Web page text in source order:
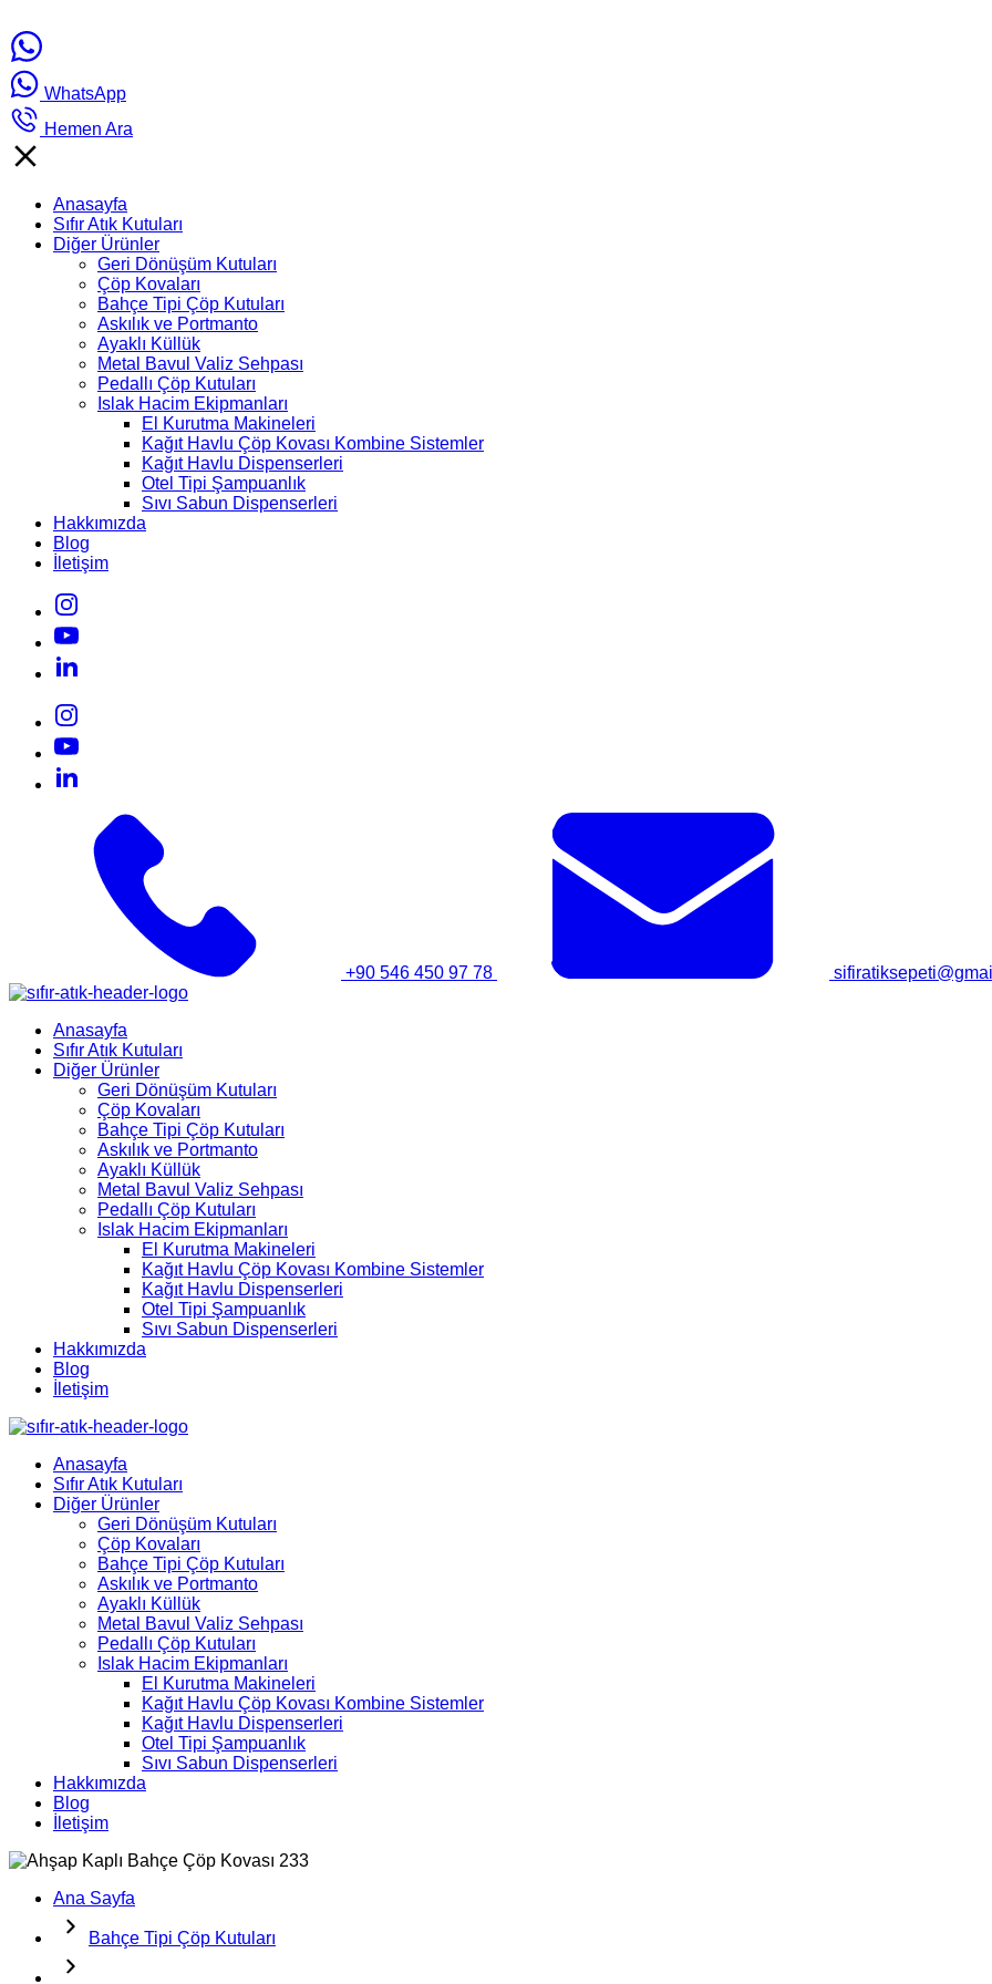
WhatsApp
Hemen Ara
Anasayfa
Sıfır Atık Kutuları
Diğer Ürünler
Geri Dönüşüm Kutuları
Çöp Kovaları
Bahçe Tipi Çöp Kutuları
Askılık ve Portmanto
Ayaklı Küllük
Metal Bavul Valiz Sehpası
Pedallı Çöp Kutuları
Islak Hacim Ekipmanları
El Kurutma Makineleri
Kağıt Havlu Çöp Kovası Kombine Sistemler
Kağıt Havlu Dispenserleri
Otel Tipi Şampuanlık
Sıvı Sabun Dispenserleri
Hakkımızda
Blog
İletişim
+90 546 450 97 78
Anasayfa
Sıfır Atık Kutuları
Diğer Ürünler
Geri Dönüşüm Kutuları
Çöp Kovaları
Bahçe Tipi Çöp Kutuları
Askılık ve Portmanto
Ayaklı Küllük
Metal Bavul Valiz Sehpası
Pedallı Çöp Kutuları
Islak Hacim Ekipmanları
El Kurutma Makineleri
Kağıt Havlu Çöp Kovası Kombine Sistemler
Kağıt Havlu Dispenserleri
Otel Tipi Şampuanlık
Sıvı Sabun Dispenserleri
Hakkımızda
Blog
İletişim
Anasayfa
Sıfır Atık Kutuları
Diğer Ürünler
Geri Dönüşüm Kutuları
Çöp Kovaları
Bahçe Tipi Çöp Kutuları
Askılık ve Portmanto
Ayaklı Küllük
Metal Bavul Valiz Sehpası
Pedallı Çöp Kutuları
Islak Hacim Ekipmanları
El Kurutma Makineleri
Kağıt Havlu Çöp Kovası Kombine Sistemler
Kağıt Havlu Dispenserleri
Otel Tipi Şampuanlık
Sıvı Sabun Dispenserleri
Hakkımızda
Blog
İletişim
Ana Sayfa
Bahçe Tipi Çöp Kutuları